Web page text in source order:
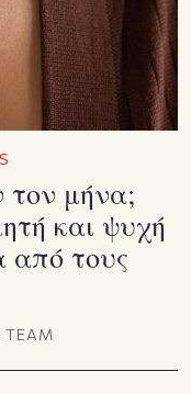
τον μήνα;
και ψυχή
από τους
TEAM